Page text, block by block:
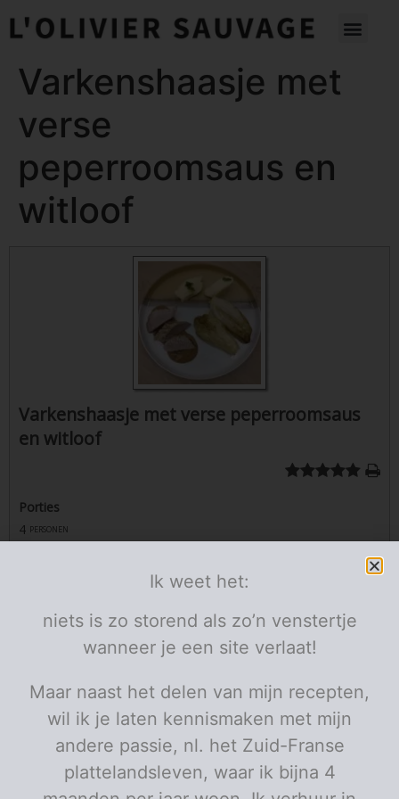
Varkenshaasje met
verse
peperroomsaus en
witloof
Varkenshaasje met verse peperroomsaus
en witloof
Porties
4 personen
Vlees en groentjes
varkenshaasjes
boter
8 stronkjes
witloof
De peperroomsaus
el
groene peperbolletjes op vocht
geut
cognac
ml
kalffond
Ik weet het:
niets is zo storend als zo’n venstertje
wanneer je een site verlaat!
Maar naast het delen van mijn recepten,
wil ik je laten kennismaken met mijn
andere passie, nl. het Zuid-Franse
plattelandsleven, waar ik bijna 4